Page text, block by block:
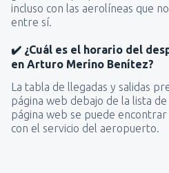
incluso con las aerolíneas que
entre sí.
✔️ ¿Cuál es el horario del
en Arturo Merino Benítez?
La tabla de llegadas y salidas
página web debajo de la lista
página web se puede
con el servicio del aeropuerto.